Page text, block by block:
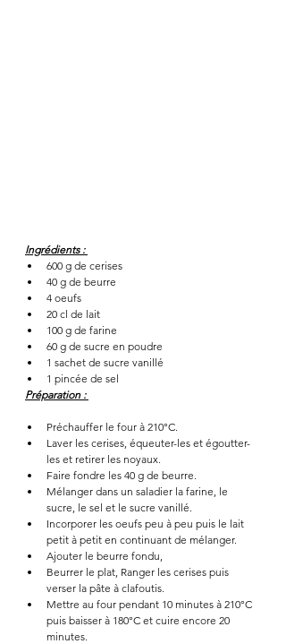
Ingrédients :
600 g de cerises
40 g de beurre
4 oeufs
20 cl de lait
100 g de farine
60 g de sucre en poudre
1 sachet de sucre vanillé
1 pincée de sel
Préparation :
Préchauffer le four à 210°C.
Laver les cerises, équeuter-les et égoutter-
les et retirer les noyaux.
Faire fondre les 40 g de beurre.
Mélanger dans un saladier la farine, le
sucre, le sel et le sucre vanillé.
Incorporer les oeufs peu à peu puis le lait
petit à petit en continuant de mélanger.
Ajouter le beurre fondu,
Beurrer le plat, Ranger les cerises puis
verser la pâte à clafoutis.
Mettre au four pendant 10 minutes à 210°C
puis baisser à 180°C et cuire encore 20
minutes.